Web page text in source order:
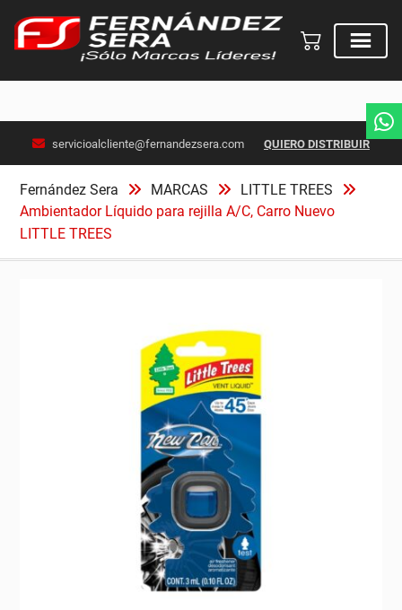
servicioalcliente@fernandezsera.com QUIERO DISTRIBUIR
Fernández Sera MARCAS
LITTLE TREES
Ambientador Líquido para rejilla A/C, Carro Nuevo
LITTLE TREES